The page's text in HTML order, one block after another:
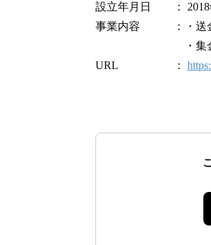
設立年月日 ： 2018
事業内容 ：・送金
・集金サービ
URL ：